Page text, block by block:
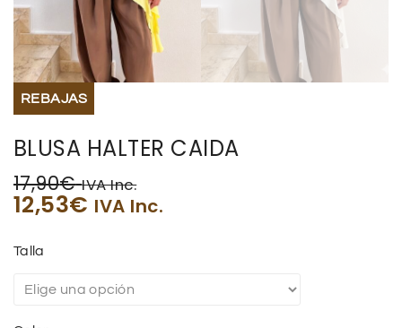
REBAJAS
BLUSA HALTER CAIDA
17,90€ IVA Inc.
12,53€ IVA Inc.
Talla